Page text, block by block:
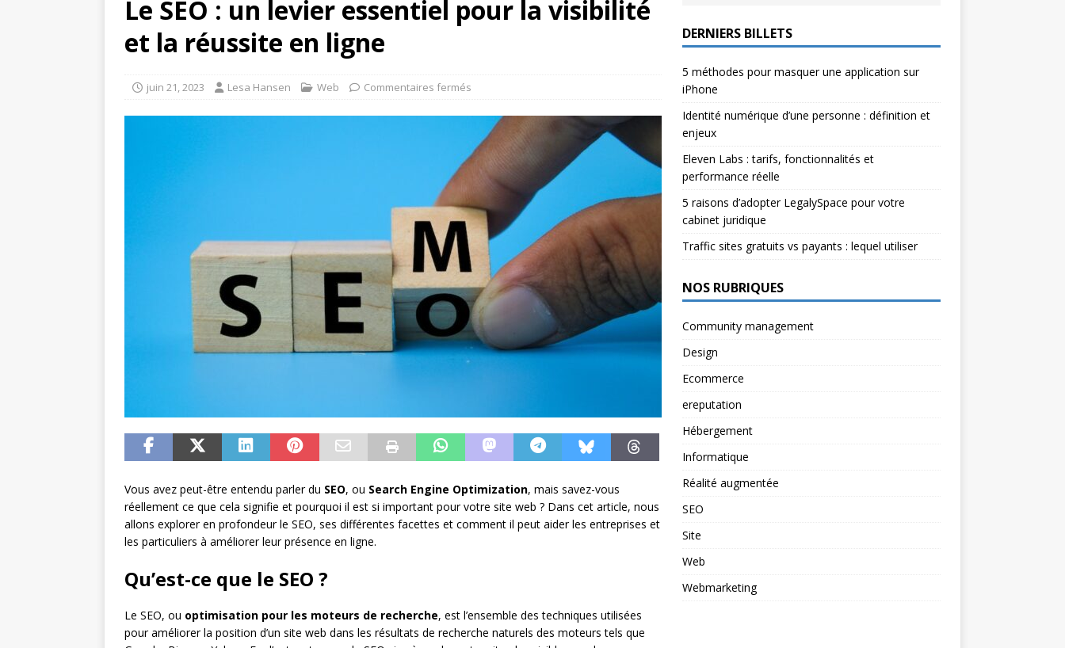
Le SEO : un levier essentiel pour la visibilité
et la réussite en ligne
juin 21, 2023 Lesa Hansen Web Commentaires fermés
Vous avez peut-être entendu parler du SEO, ou Search Engine Optimization, mais savez-vous
réellement ce que cela signifie et pourquoi il est si important pour votre site web ? Dans cet article, nous
allons explorer en profondeur le SEO, ses différentes facettes et comment il peut aider les entreprises et
les particuliers à améliorer leur présence en ligne.
Qu’est-ce que le SEO ?
Le SEO, ou optimisation pour les moteurs de recherche, est l’ensemble des techniques utilisées
pour améliorer la position d’un site web dans les résultats de recherche naturels des moteurs tels que
DERNIERS BILLETS
5 méthodes pour masquer une application sur
iPhone
Identité numérique d’une personne : définition et
enjeux
Eleven Labs : tarifs, fonctionnalités et
performance réelle
5 raisons d’adopter LegalySpace pour votre
cabinet juridique
Traffic sites gratuits vs payants : lequel utiliser
NOS RUBRIQUES
Community management
Design
Ecommerce
ereputation
Hébergement
Informatique
Réalité augmentée
SEO
Site
Web
Webmarketing